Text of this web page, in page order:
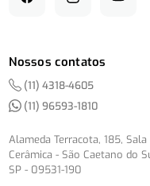
Nossos contatos
(11) 4318-4605
(11) 96593-1810
Alameda Terracota, 185, Sala
Cerâmica - São Caetano do
SP - 09531-190